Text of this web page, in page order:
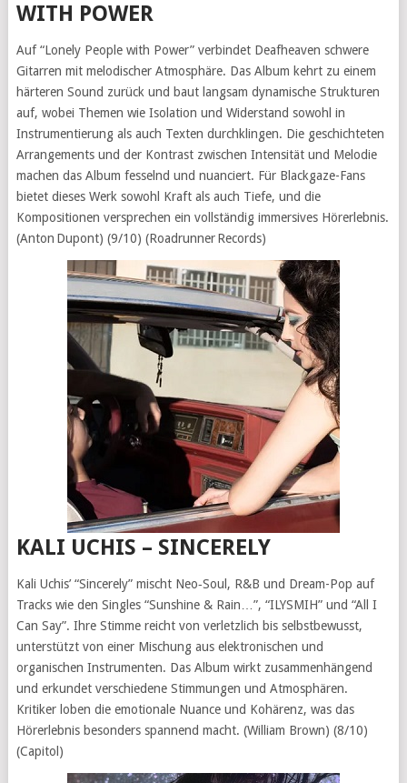
WITH POWER
Auf “Lonely People with Power” verbindet Deafheaven schwere
Gitarren mit melodischer Atmosphäre. Das Album kehrt zu einem
härteren Sound zurück und baut langsam dynamische Strukturen
auf, wobei Themen wie Isolation und Widerstand sowohl in
Instrumentierung als auch Texten durchklingen. Die geschichteten
Arrangements und der Kontrast zwischen Intensität und Melodie
machen das Album fesselnd und nuanciert. Für Blackgaze-Fans
bietet dieses Werk sowohl Kraft als auch Tiefe, und die
Kompositionen versprechen ein vollständig immersives Hörerlebnis.
(Anton Dupont) (9/10) (Roadrunner Records)
KALI UCHIS – SINCERELY
Kali Uchis’ “Sincerely” mischt Neo‑Soul, R&B und Dream-Pop auf
Tracks wie den Singles “Sunshine & Rain…”, “ILYSMIH” und “All I
Can Say”. Ihre Stimme reicht von verletzlich bis selbstbewusst,
unterstützt von einer Mischung aus elektronischen und
organischen Instrumenten. Das Album wirkt zusammenhängend
und erkundet verschiedene Stimmungen und Atmosphären.
Kritiker loben die emotionale Nuance und Kohärenz, was das
Hörerlebnis besonders spannend macht. (William Brown) (8/10)
(Capitol)